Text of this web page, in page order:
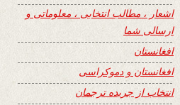
اشعار ، مطالب انتخابی ، معلوماتی و
ارسالی شما
افغانستان
افغانستان و دموکراسی
انتخاب از جریده ترجمان